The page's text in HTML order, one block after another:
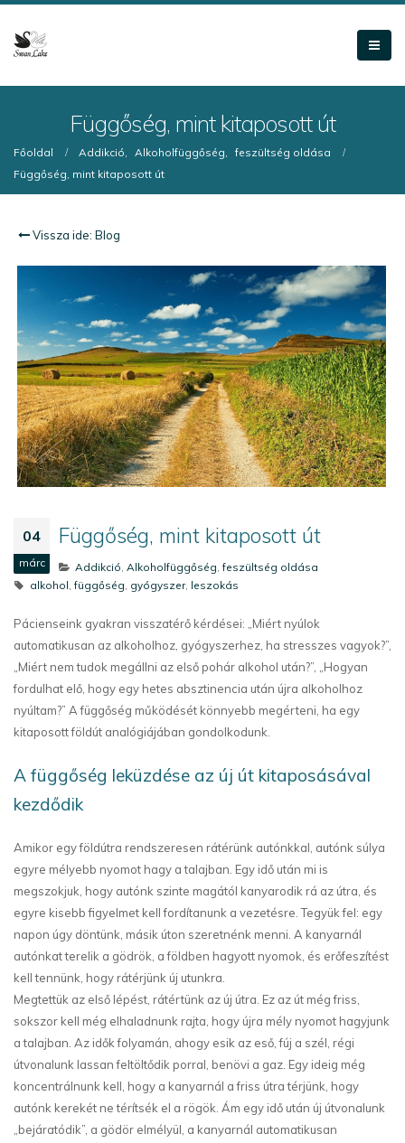
Függőség, mint kitaposott út
Főoldal Addikció, Alkoholfüggőség, feszültség oldása
Függőség, mint kitaposott út
Vissza ide: Blog
04
márc
Függőség, mint kitaposott út
Addikció Alkoholfüggőség ,feszültség oldása
alkohol ,függőség gyógyszer, leszokás
Pácienseink gyakran visszatérő kérdései: „Miért nyúlok
automatikusan az alkoholhoz, gyógyszerhez, ha stresszes vagyok?”,
„Miért nem tudok megállni az első pohár alkohol után?”, „Hogyan
fordulhat elő, hogy egy hetes absztinencia után újra alkoholhoz
nyúltam?” A függőség működését könnyebb megérteni, ha egy
kitaposott földút analógiájában gondolkodunk.
A függőség leküzdése az új út kitaposásával
kezdődik
Amikor egy földútra rendszeresen rátérünk autónkkal, autónk súlya
egyre mélyebb nyomot hagy a talajban. Egy idő után mi is
megszokjuk, hogy autónk szinte magától kanyarodik rá az útra, és
egyre kisebb figyelmet kell fordítanunk a vezetésre. Tegyük fel: egy
napon úgy döntünk, másik úton szeretnénk menni. A kanyarnál
autónkat terelik a gödrök, a földben hagyott nyomok, és erőfeszítést
kell tennünk, hogy rátérjünk új utunkra.
Megtettük az első lépést, rátértünk az új útra. Ez az út még friss,
sokszor kell még elhaladnunk rajta, hogy újra mély nyomot hagyjunk
a talajban. Az idők folyamán, ahogy esik az eső, fúj a szél, régi
útvonalunk lassan feltöltődik porral, benövi a gaz. Egy ideig még
koncentrálnunk kell, hogy a kanyarnál a friss útra térjünk, hogy
autónk kerekét ne térítsék el a rögök. Ám egy idő után új útvonalunk
„bejáratódik”, a gödör elmélyül, a kanyarnál automatikusan